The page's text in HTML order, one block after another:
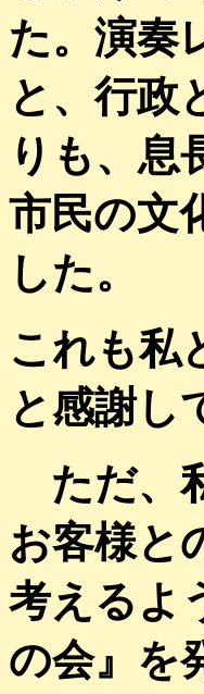
た。演奏
と、行政
りも、息
市民の文
した。
これも私
と感謝し
ただ、
お客様と
考えるよ
の会』を